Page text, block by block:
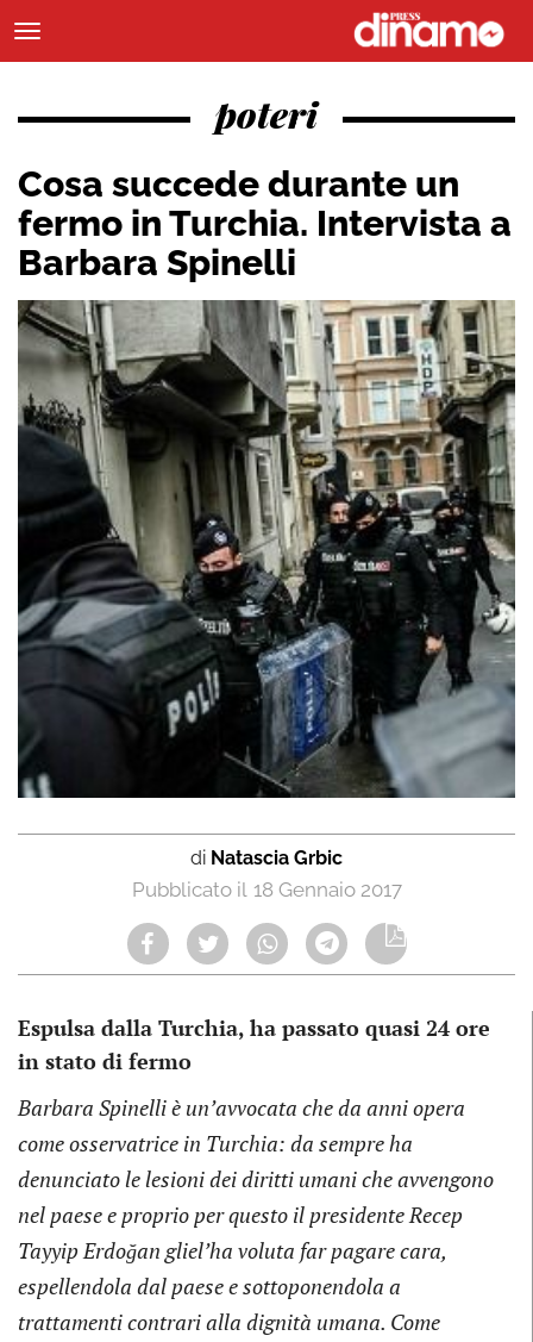
poteri
Cosa succede durante un
fermo in Turchia. Intervista a
Barbara Spinelli
di Natascia Grbic
18 Gennaio 2017
Espulsa dalla Turchia, ha passato quasi 24 ore
in stato di fermo
Barbara Spinelli è un’avvocata che da anni opera
come osservatrice in Turchia: da sempre ha
denunciato le lesioni dei diritti umani che avvengono
nel paese e proprio per questo il presidente Recep
Tayyip Erdoğan gliel’ha voluta far pagare cara,
espellendola dal paese e sottoponendola a
trattamenti contrari alla dignità umana. Come